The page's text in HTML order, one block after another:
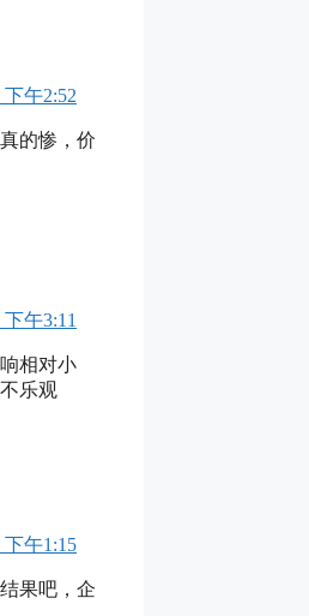
下午2:52
的惨，价
午3:11
相对小
乐观
下午1:15
果吧，企